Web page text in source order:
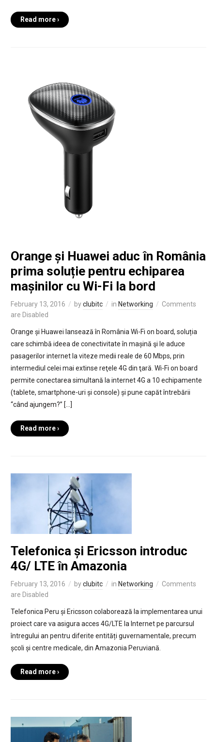
Read more ›
Orange și Huawei aduc în România
prima soluție pentru echiparea
mașinilor cu Wi-Fi la bord
February 13, 2016 byclubitc in Networking
Comments
are Disabled
Orange și Huawei lansează în România Wi-Fi on board, soluția
care schimbă ideea de conectivitate în mașină şi le aduce
pasagerilor internet la viteze medii reale de 60 Mbps, prin
intermediul celei mai extinse reţele 4G din ţară. Wi-Fi on board
permite conectarea simultană la internet 4G a 10 echipamente
(tablete, smartphone-uri și console) și pune capăt întrebării
“când ajungem?” […]
Read more ›
Telefonica și Ericsson introduc
4G/ LTE în Amazonia
February 13, 2016 byclubitc in Networking
Comments
are Disabled
Telefonica Peru și Ericsson colaborează la implementarea unui
proiect care va asigura acces 4G/LTE la Internet pe parcursul
întregului an pentru diferite entități guvernamentale, precum
școli și centre medicale, din Amazonia Peruviană.
Read more ›